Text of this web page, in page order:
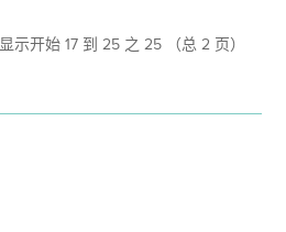
显示开始 17 到 25 之 25 （总 2 页）